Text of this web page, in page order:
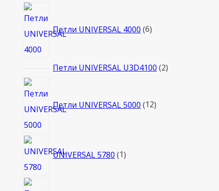
Петли UNIVERSAL 4000 6товаров
Петли UNIVERSAL U3D4100 22
Петли UNIVERSAL 5000 12товаров
UNIVERSAL 5780 1товар